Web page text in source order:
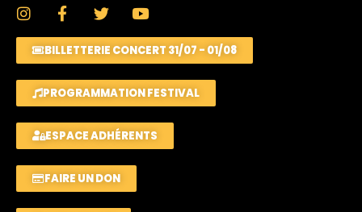
BILLETTERIE CONCERT 31/07 - 01/08
PROGRAMMATION FESTIVAL
ESPACE ADHÉRENTS
FAIRE UN DON